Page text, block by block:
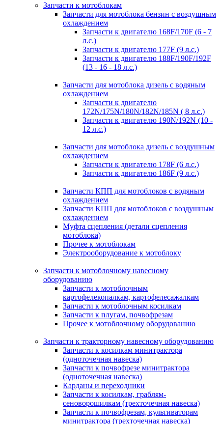
Запчасти к мотоблокам
Запчасти для мотоблока бензин с воздушным
охлаждением
Запчасти к двигателю 168F/170F (6 - 7
л.с.)
Запчасти к двигателю 177F (9 л.с.)
Запчасти к двигателю 188F/190F/192F
(13 - 16 - 18 л.с.)
Запчасти для мотоблока дизель с водяным
охлаждением
Запчасти к двигателю
172N/175N/180N/182N/185N ( 8 л.с.)
Запчасти к двигателю 190N/192N (10 -
12 л.с.)
Запчасти для мотоблока дизель с воздушным
охлаждением
Запчасти к двигателю 178F (6 л.с.)
Запчасти к двигателю 186F (9 л.с.)
Запчасти КПП для мотоблоков с водяным
охлаждением
Запчасти КПП для мотоблоков с воздушным
охлаждением
Муфта сцепления (детали сцепления
мотоблока)
Прочее к мотоблокам
Электрооборудование к мотоблоку
Запчасти к мотоблочному навесному
оборудованию
Запчасти к мотоблочным
картофелекопалкам, картофелесажалкам
Запчасти к мотоблочным косилкам
Запчасти к плугам, почвофрезам
Прочее к мотоблочному оборудованию
Запчасти к тракторному навесному оборудованию
Запчасти к косилкам минитрактора
(одноточечная навеска)
Запчасти к почвофрезе минитрактора
(одноточечная навеска)
Карданы и переходники
Запчасти к косилкам, граблям-
сеноворошилкам (трехточечная навеска)
Запчасти к почвофрезам, культиваторам
минитрактора (трехточечная навеска)